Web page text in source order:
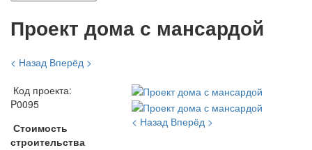
Проект дома с мансардой
< Назад Вперёд >
Код проекта:
P0095
Стоимость
строительства
< Назад Вперёд >